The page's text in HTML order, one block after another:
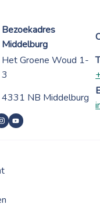
Bezoekadres
Middelburg
Het Groene Woud 1-
3
4331 NB Middelburg